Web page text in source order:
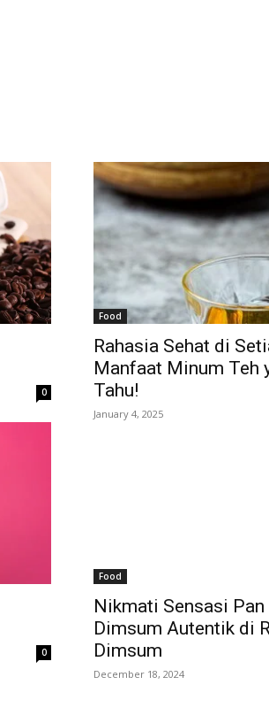
0
Food
Rahasia Sehat di
Manfaat Minum Teh
Tahu!
January 4, 2025
0
Food
Nikmati Sensasi Pan
Dimsum Autentik di
Dimsum
December 18, 2024